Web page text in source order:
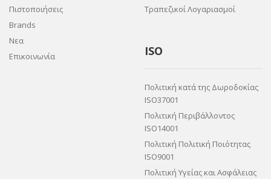
Πιστοποιήσεις
Brands
Νεα
Επικοινωνία
Τραπεζικοί Λογαριασμοί
ISO
Πολιτική κατά της Δωροδοκίας
ISO37001
Πολιτική Περιβάλλοντος
ISO14001
Πολιτική Πολιτική Ποιότητας
ISO9001
Πολιτική Υγείας και Ασφάλειας